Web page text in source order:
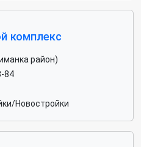
комплекс
район)
84
Новостройки